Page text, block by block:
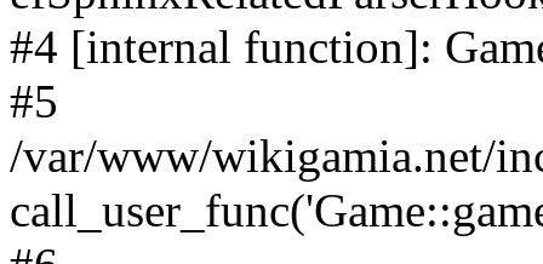
#4 [internal function]:
#5
/var/www/wikigamia.net/